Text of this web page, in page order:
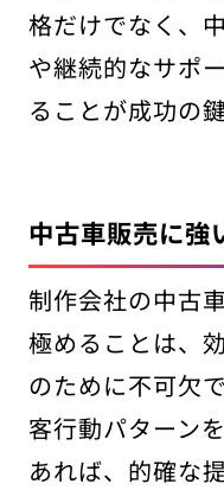
格だけでなく、
や継続的なサポ
ることが成功の
中古車販売に強
制作会社の中古
極めることは、
のために不可欠
客行動パターン
あれば、的確な